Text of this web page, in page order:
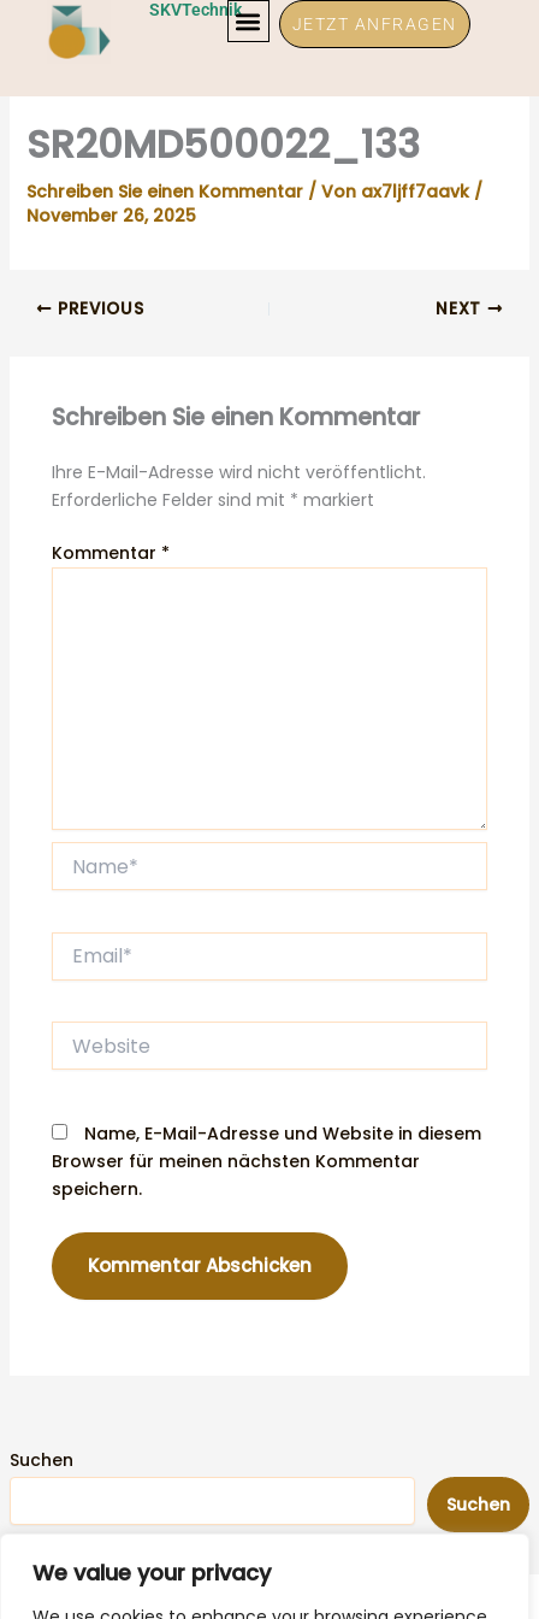
We value your privacy
SKVTechnik
JETZT ANFRAGEN
Suchen
Suchen
SR20MD500022_133
Schreiben Sie einen Kommentar / Von ax7ljff7aavk /
November 26, 2025
PREVIOUS NEXT
Schreiben Sie einen Kommentar
Ihre E-Mail-Adresse wird nicht veröffentlicht.
Erforderliche Felder sind mit * markiert
Kommentar *
Website
Name, E-Mail-Adresse und Website in diesem
Browser für meinen nächsten Kommentar
speichern.